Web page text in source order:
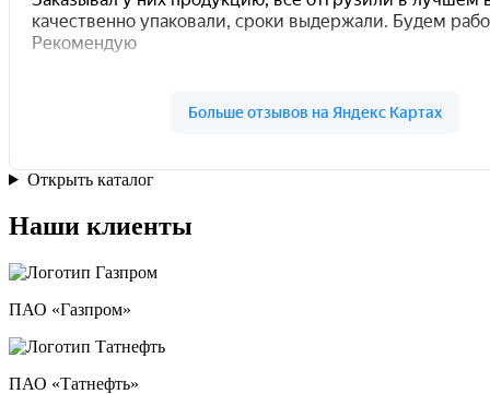
Открыть каталог
Наши клиенты
ПАО «Газпром»
ПАО «Татнефть»